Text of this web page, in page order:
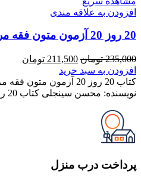
افزودن به علاقه مندی
20 روز 20 آزمون متون فقه مرکز وکلا-سینجلی
235,000 تومان قیمت
اصلی
235,000 تومان
بود.
211,500 تومان
است.
افزودن به سبد خرید
کتاب 20 روز 20 آزمون
نویسنده: محسن سینجلی کتاب 20 روز 20 آزمون
پرداخت درب منزل